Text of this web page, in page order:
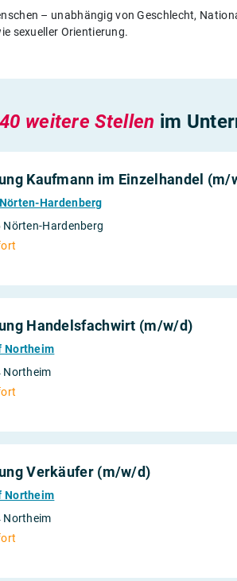
– unabhängig von Geschlecht,
sexueller Orientierung.
40 weitere Stellen im
Kaufmann im Einzelhandel (m/
Hardenberg
Nörten-Hardenberg
Handelsfachwirt (m/w/d)
Northeim
Northeim
Verkäufer (m/w/d)
Northeim
Northeim